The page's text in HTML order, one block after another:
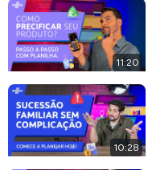
11:20
10:28